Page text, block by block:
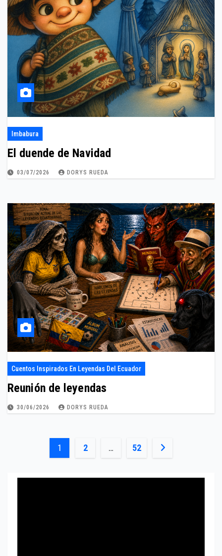
Imbabura
El duende de Navidad
03/07/2026 DORYS RUEDA
Cuentos Inspirados En Leyendas Del Ecuador
Reunión de leyendas
30/06/2026 DORYS RUEDA
Paginación
1 2 … 52